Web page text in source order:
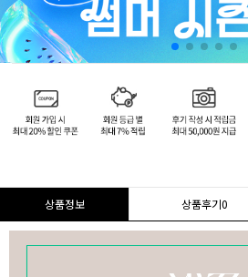
상품정보 상품후기0